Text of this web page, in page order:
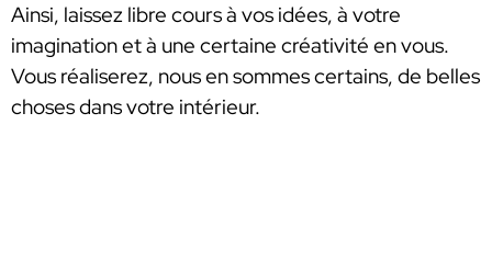
Ainsi, laissez libre cours à vos idées, à votre
imagination et à une certaine créativité en vous.
Vous réaliserez, nous en sommes certains, de belles
choses dans votre intérieur.